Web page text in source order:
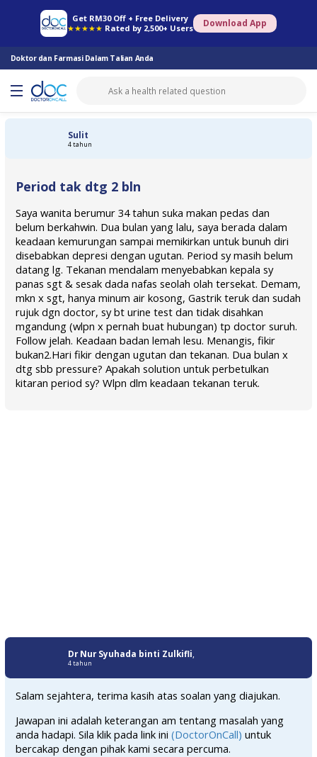
Get RM30 Off + Free Delivery
★★★★★ Rated by 2,500+ Users Download App
Doktor dan Farmasi Dalam Talian Anda
Farmasi Online Konsult Doktor Saringan Kesihatan Konsult Pakar
Sulit
4 tahun
Period tak dtg 2 bln
Saya wanita berumur 34 tahun suka makan pedas dan
belum berkahwin. Dua bulan yang lalu, saya berada dalam
keadaan kemurungan sampai memikirkan untuk bunuh diri
disebabkan depresi dengan ugutan. Period sy masih belum
datang lg. Tekanan mendalam menyebabkan kepala sy
panas sgt & sesak dada nafas seolah olah tersekat. Demam,
mkn x sgt, hanya minum air kosong, Gastrik teruk dan sudah
rujuk dgn doctor, sy bt urine test dan tidak disahkan
mgandung (wlpn x pernah buat hubungan) tp doctor suruh.
Follow jelah. Keadaan badan lemah lesu. Menangis, fikir
bukan2.Hari fikir dengan ugutan dan tekanan. Dua bulan x
dtg sbb pressure? Apakah solution untuk perbetulkan
kitaran period sy? Wlpn dlm keadaan tekanan teruk.
Dr Nur Syuhada binti Zulkifli
4 tahun
Salam sejahtera, terima kasih atas soalan yang diajukan.
Jawapan ini adalah keterangan am tentang masalah yang
anda hadapi. Sila klik pada link ini(DoctorOnCall) untuk
bercakap dengan pihak kami secara percuma.